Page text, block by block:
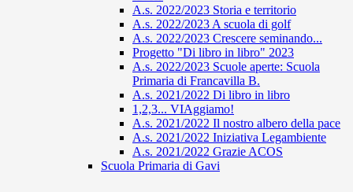
A.s. 2022/2023 Storia e territorio
A.s. 2022/2023 A scuola di golf
A.s. 2022/2023 Crescere seminando...
Progetto "Di libro in libro" 2023
A.s. 2022/2023 Scuole aperte: Scuola
Primaria di Francavilla B.
A.s. 2021/2022 Di libro in libro
1,2,3... VIAggiamo!
A.s. 2021/2022 Il nostro albero della pace
A.s. 2021/2022 Iniziativa Legambiente
A.s. 2021/2022 Grazie ACOS
Scuola Primaria di Gavi